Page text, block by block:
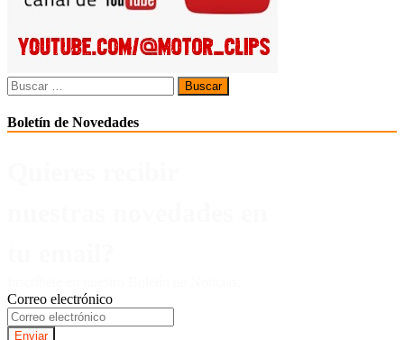
Buscar:
Boletín de Novedades
Correo electrónico